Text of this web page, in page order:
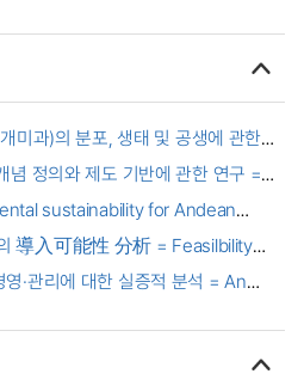
미과)의 분포, 생태 및 공생에 관한
and symbionts of the
(Hymenoptera: Formicidae) in
념 정의와 제도 기반에 관한 연구 =
Forestrysustainability for Andean
plans in Ecuador, case of
導入可能性 分析 = Feasilbility
Policy
·관리에 대한 실증적 분석 = An
Regional Office of Forest